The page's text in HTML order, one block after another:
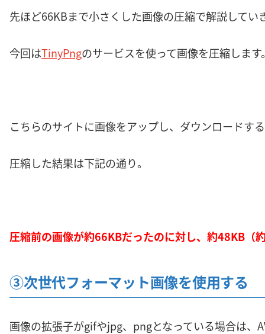
先ほど66KBまで小さくした画像の圧縮で解説してい
今回はTinyPngのサービスを使って画像を圧縮します
こちらのサイトに画像をアップし、ダウンロードす
圧縮した結果は下記の通り。
圧縮前の画像が約66KBだったのに対し、約48KB（
③次世代フォーマット画像を使用する
画像の拡張子がgifやjpg、pngとなっている場合は、